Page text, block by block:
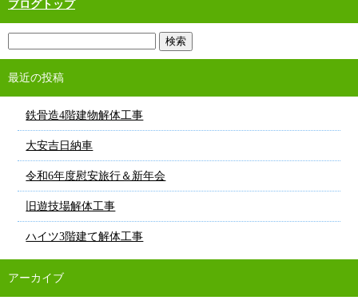
ブログトップ
最近の投稿
鉄骨造4階建物解体工事
大安吉日納車
令和6年度慰安旅行＆新年会
旧遊技場解体工事
ハイツ3階建て解体工事
アーカイブ